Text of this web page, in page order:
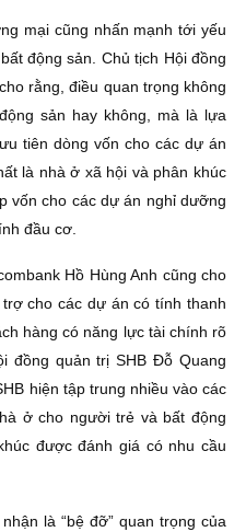
mại cũng nhấn mạnh tới yếu
động sản. Chủ tịch Hội đồng
rằng, điều quan trọng không
sản hay không, mà là lựa
tiên dòng vốn cho các dự án
là nhà ở xã hội và phân khúc
vốn cho các dự án nghỉ dưỡng
đầu cơ.
Hồ Hùng Anh cũng cho
cho các dự án có tính thanh
hàng có năng lực tài chính rõ
đồng quản trị SHB Đỗ Quang
hiện tập trung nhiều vào các
ở cho người trẻ và bất động
được đánh giá có nhu cầu
là “bệ đỡ” quan trọng của